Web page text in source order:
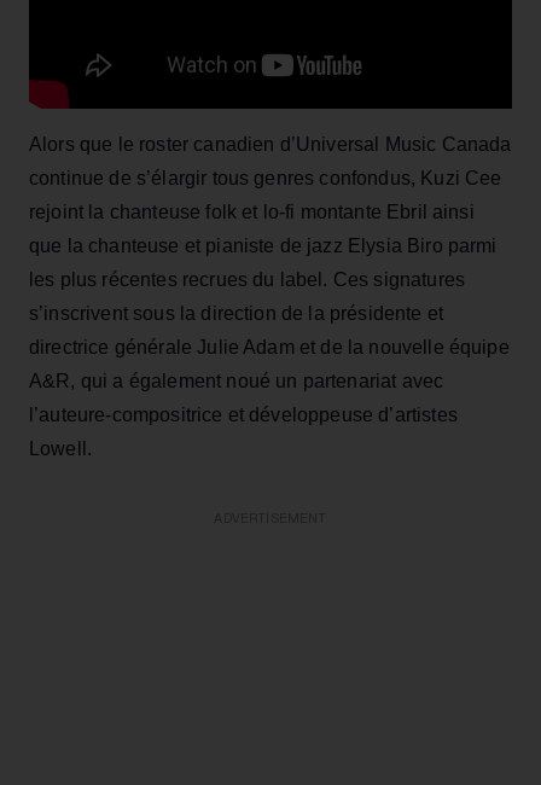
Alors que le roster canadien d’Universal Music Canada
continue de s’élargir tous genres confondus, Kuzi Cee
rejoint la chanteuse folk et lo-fi montante Ebril ainsi
que la chanteuse et pianiste de jazz Elysia Biro parmi
les plus récentes recrues du label. Ces signatures
s’inscrivent sous la direction de la présidente et
directrice générale Julie Adam et de la nouvelle équipe
A&R, qui a également noué un partenariat avec
l’auteure-compositrice et développeuse d’artistes
Lowell.